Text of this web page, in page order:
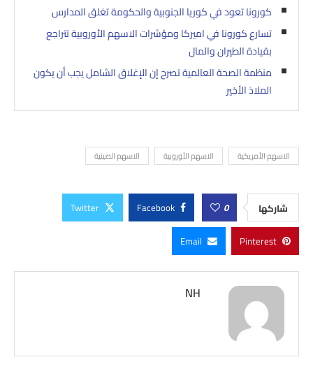
كورونا تعود في كوريا الجنوبية والحكومة تغلق المدارس
تسارع كورونا في اميركا ومؤشرات الاسهم الأوروبية تتراجع
بقيادة الطيران والمال
منظمة الصحة العالمية تصرح إن الإغلاق الشامل يجب أن يكون
الملاذ الأخير
الاسهم الأمريكية الاسهم الأوروبية الاسهم الصينية
شاركها 0
Facebook
Twitter
Pinterest
Email
NH